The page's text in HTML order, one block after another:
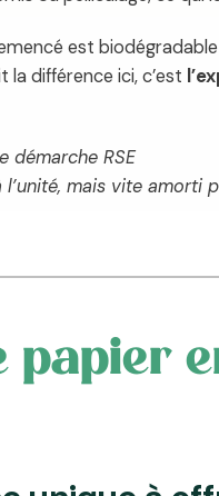
est
la différence ici, c’est
démarche RSE
mais vite amorti
papier